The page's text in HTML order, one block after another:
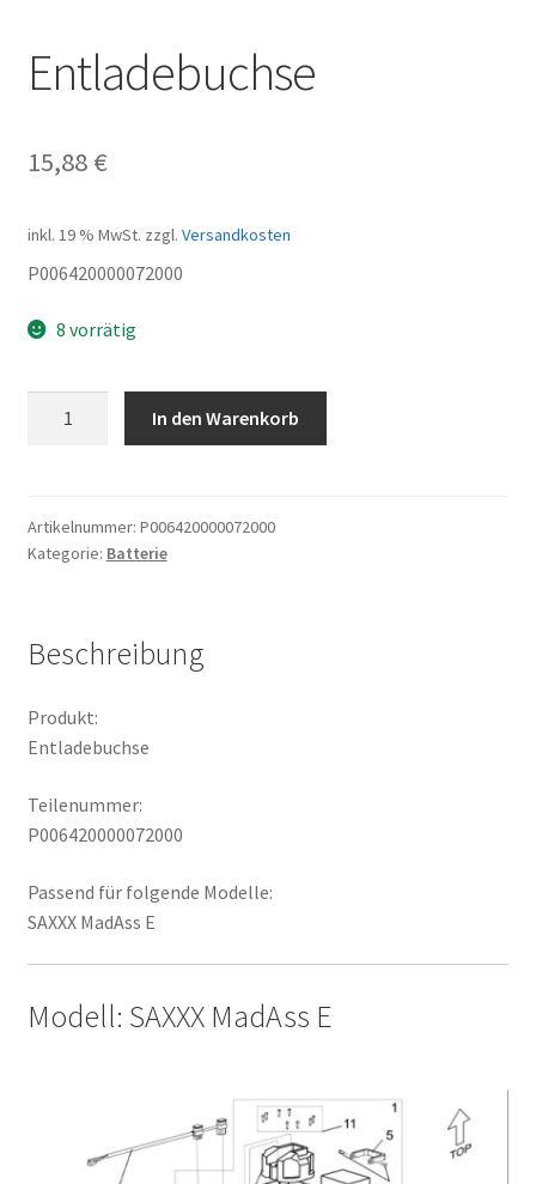
Entladebuchse
15,88 €
inkl. 19 % MwSt. zzgl. Versandkosten
P006420000072000
8 vorrätig
In den Warenkorb
Artikelnummer: P006420000072000
Kategorie: Batterie
Beschreibung
Produkt:
Entladebuchse
Teilenummer:
P006420000072000
Passend für folgende Modelle:
SAXXX MadAss E
Modell: SAXXX MadAss E